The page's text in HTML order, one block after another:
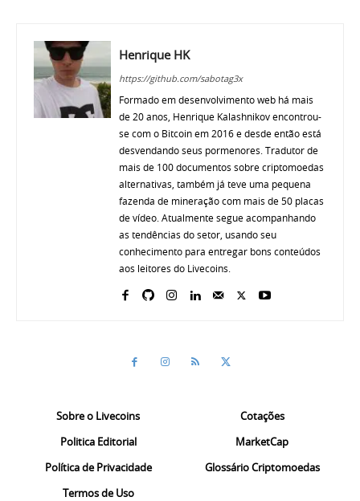
Henrique HK
https://github.com/sabotag3x
Formado em desenvolvimento web há mais
de 20 anos, Henrique Kalashnikov encontrou-
se com o Bitcoin em 2016 e desde então está
desvendando seus pormenores. Tradutor de
mais de 100 documentos sobre criptomoedas
alternativas, também já teve uma pequena
fazenda de mineração com mais de 50 placas
de vídeo. Atualmente segue acompanhando
as tendências do setor, usando seu
conhecimento para entregar bons conteúdos
aos leitores do Livecoins.
Sobre o Livecoins
Politica Editorial
Política de Privacidade
Termos de Uso
Cotações
MarketCap
Glossário Criptomoedas